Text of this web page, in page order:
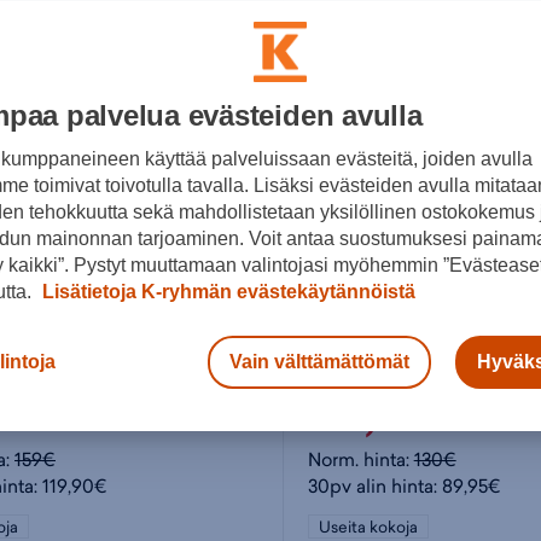
- miesten golfkengät
159€
119,90€
Puma
89,95€
Norm. hinta:130€
30pv alin hinta: 89,95€
Useita kokoja
palvelua evästeiden avulla
käyttää palveluissaan evästeitä, joiden avulla
toimivat toivotulla tavalla. Lisäksi evästeiden avulla
tehokkuutta sekä mahdollistetaan yksilöllinen ostokokemus
mainonnan tarjoaminen. Voit antaa suostumuksesi
kaikki”. Pystyt muuttamaan valintojasi myöhemmin
Lisätietoja K-ryhmän evästekäytännöistä
Vain välttämättömät